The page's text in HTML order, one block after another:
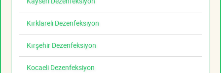
Kırklareli Dezenfeksiyon
Kırşehir Dezenfeksiyon
Kocaeli Dezenfeksiyon